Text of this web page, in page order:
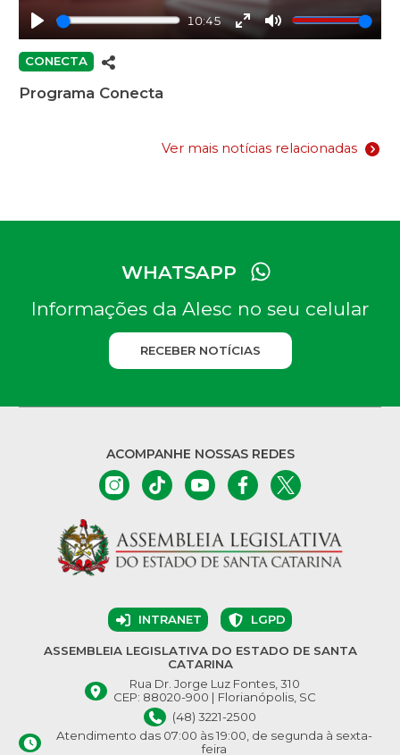
Play
10:45
EnterMute
CONECTA
Programa Conecta
Ver mais notícias relacionadas
WHATSAPP
Informações da Alesc no seu celular
RECEBER NOTÍCIAS
ACOMPANHE NOSSAS REDES
INTRANET LGPD
ASSEMBLEIA LEGISLATIVA DO ESTADO DE SANTA
CATARINA
Rua Dr. Jorge Luz Fontes, 310
CEP: 88020-900 | Florianópolis, SC
(48) 3221-2500
Atendimento das 07:00 às 19:00, de segunda à sexta-
feira